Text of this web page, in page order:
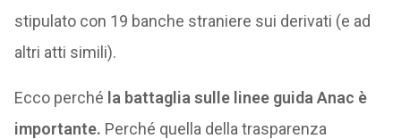
stipulato con 19 banche straniere sui derivati (e ad
altri atti simili).
Ecco perché la battaglia sulle linee guida Anac è
importante. Perché quella della trasparenza